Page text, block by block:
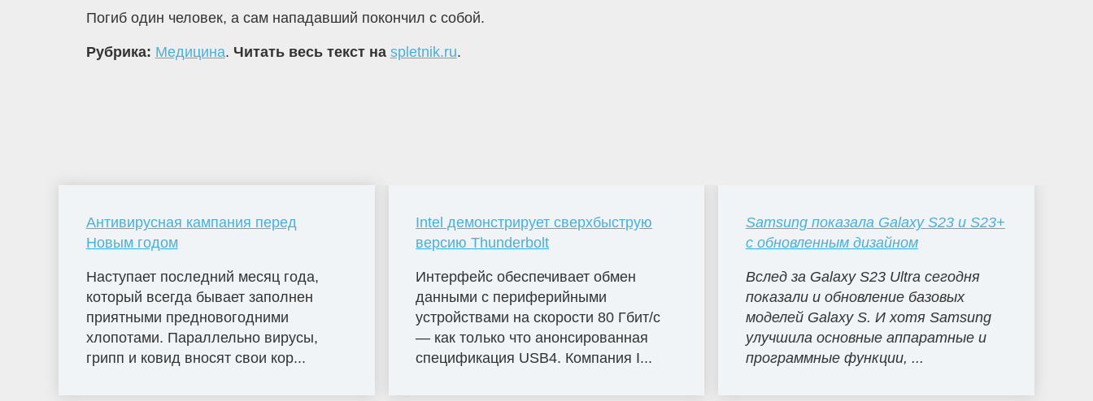
Погиб один человек, а сам нападавший покончил с собой.
Рубрика: Медицина. Читать весь текст на spletnik.ru.
Антивирусная кампания перед
Новым годом
Наступает последний месяц года,
который всегда бывает заполнен
приятными предновогодними
хлопотами. Параллельно вирусы,
грипп и ковид вносят свои кор...
Intel демонстрирует сверхбыструю
версию Thunderbolt
Интерфейс обеспечивает обмен
данными с периферийными
устройствами на скорости 80 Гбит/с
— как только что анонсированная
спецификация USB4. Компания I...
Samsung показала Galaxy S23 и S23+
с обновленным дизайном
Вслед за Galaxy S23 Ultra сегодня
показали и обновление базовых
моделей Galaxy S. И хотя Samsung
улучшила основные аппаратные и
программные функции, ...